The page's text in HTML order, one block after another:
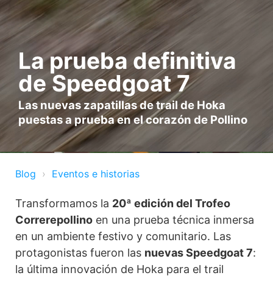
La prueba definitiva
de Speedgoat 7
Las nuevas zapatillas de trail de Hoka
puestas a prueba en el corazón de Pollino
Blog Eventos e historias
Transformamos la 20ª edición del Trofeo
Correrepollino en una prueba técnica inmersa
en un ambiente festivo y comunitario. Las
protagonistas fueron las nuevas Speedgoat 7:
la última innovación de Hoka para el trail